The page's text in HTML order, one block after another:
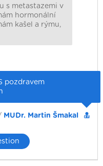
s metastazemi v
hormonální
kašel a rýmu,
pozdravem
MUDr. Martin Šmakal